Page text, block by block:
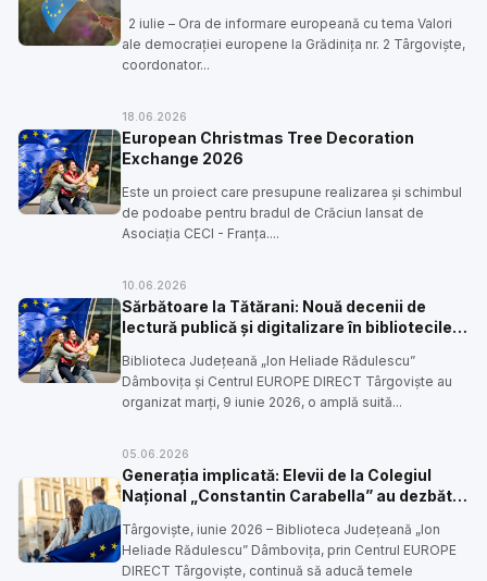
2 iulie – Ora de informare europeană cu tema Valori
ale democrației europene la Grădinița nr. 2 Târgoviște,
coordonator...
18.06.2026
European Christmas Tree Decoration
Exchange 2026
Este un proiect care presupune realizarea şi schimbul
de podoabe pentru bradul de Crăciun lansat de
Asociația CECI - Franța....
10.06.2026
Sărbătoare la Tătărani: Nouă decenii de
lectură publică și digitalizare în bibliotecile
Biblioteca Județeană „Ion Heliade Rădulescu”
Dâmbovița și Centrul EUROPE DIRECT Târgoviște au
organizat marți, 9 iunie 2026, o amplă suită...
05.06.2026
Generația implicată: Elevii de la Colegiul
Național „Constantin Carabella” au dezbătut
Târgoviște, iunie 2026 – Biblioteca Județeană „Ion
Heliade Rădulescu” Dâmbovița, prin Centrul EUROPE
DIRECT Târgoviște, continuă să aducă temele